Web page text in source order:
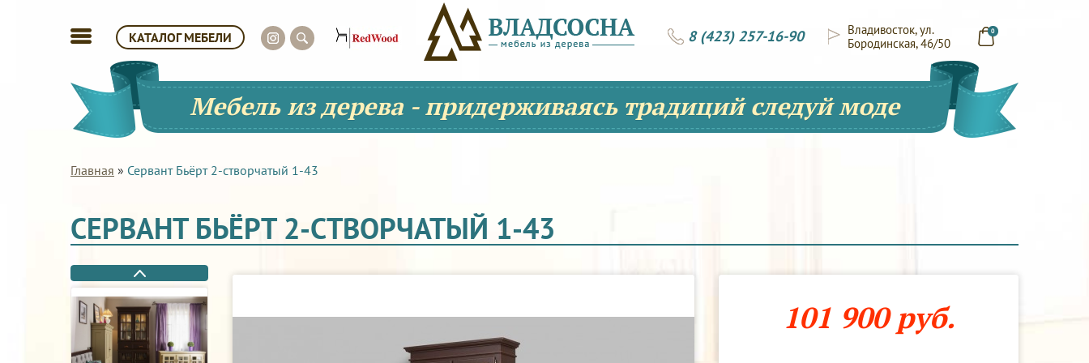
КАТАЛОГ МЕБЕЛИ 0
Владивосток, ул.
Бородинская, 46/50
8 (423) 257-16-90
Мебель из дерева - придерживаясь традиций следуй моде
Главная » Сервант Бьёрт 2-створчатый 1-43
СЕРВАНТ БЬЁРТ 2-СТВОРЧАТЫЙ 1-43
101 900 руб.